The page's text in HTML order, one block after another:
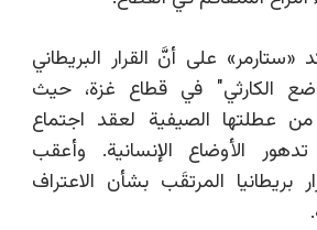
«ستارمر» على أنَّ القرار البريطاني
الكارثي" في قطاع غزة، حيث
من عطلتها الصيفية لعقد اجتماع
الأوضاع الإنسانية. وأعقب
بريطانيا المرتقَب بشأن الاعتراف